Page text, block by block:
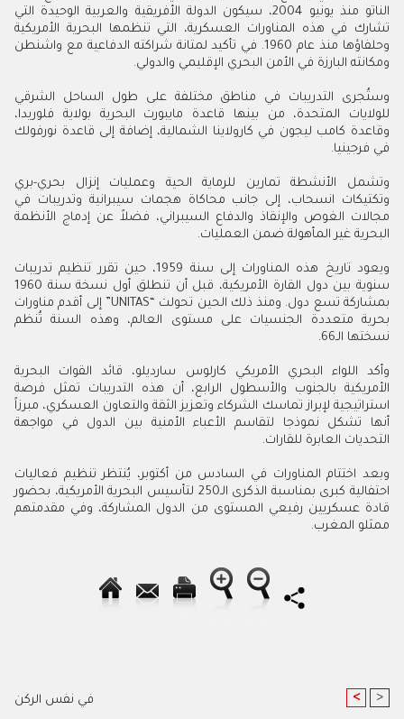
الناتو منذ يونيو 2004، سيكون الدولة الأفريقية والعربية الوحيدة التي
تشارك في هذه المناورات العسكرية، التي تنظمها البحرية الأمريكية
وحلفاؤها منذ عام 1960. في تأكيد لمتانة شراكته الدفاعية مع واشنطن
ومكانته البارزة في الأمن البحري الإقليمي والدولي.
وستُجرى التدريبات في مناطق مختلفة على طول الساحل الشرقي
للولايات المتحدة، من بينها قاعدة مايبورت البحرية بولاية فلوريدا،
وقاعدة كامب ليجون في كارولاينا الشمالية، إضافة إلى قاعدة نورفولك
في فرجينيا.
وتشمل الأنشطة تمارين للرماية الحية وعمليات إنزال بحري-بري
وتكتيكات انسحاب، إلى جانب محاكاة هجمات سيبرانية وتدريبات في
مجالات الغوص والإنقاذ والدفاع السيبراني، فضلاً عن إدماج الأنظمة
البحرية غير المأهولة ضمن العمليات.
ويعود تاريخ هذه المناورات إلى سنة 1959، حين تقرر تنظيم تدريبات
سنوية بين دول القارة الأمريكية، قبل أن تنطلق أول نسخة سنة 1960
بمشاركة تسع دول. ومنذ ذلك الحين تحولت “UNITAS” إلى أقدم مناورات
بحرية متعددة الجنسيات على مستوى العالم، وهذه السنة تُنظم
نسختها الـ66.
وأكد اللواء البحري الأمريكي كارلوس سارديلو، قائد القوات البحرية
الأمريكية بالجنوب والأسطول الرابع، أن هذه التدريبات تمثل فرصة
استراتيجية لإبراز تماسك الشركاء وتعزيز الثقة والتعاون العسكري، مبرزاً
أنها تشكل نموذجا لتقاسم الأعباء الأمنية بين الدول في مواجهة
التحديات العابرة للقارات.
وبعد اختتام المناورات في السادس من أكتوبر، يُنتظر تنظيم فعاليات
احتفالية كبرى بمناسبة الذكرى الـ250 لتأسيس البحرية الأمريكية، بحضور
قادة عسكريين رفيعي المستوى من الدول المشاركة، وفي مقدمتهم
ممثلو المغرب.
في نفس الركن < >